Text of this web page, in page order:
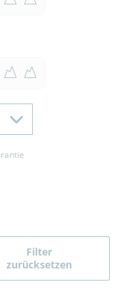
Filter
zurücksetzen